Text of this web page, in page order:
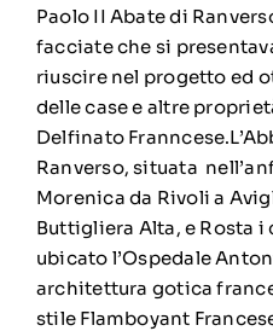
Paolo II Abate di
facciate che si
riuscire nel progetto ed
delle case e altre
Delfinato
Ranverso, situata
Morenica da Rivoli a
Buttigliera Alta, e Rosta
ubicato l’Ospedale
architettura gotica
stile Flamboyant